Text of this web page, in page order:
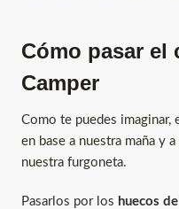
Cómo pasar el
Camper
Como te puedes imaginar,
en base a nuestra maña y
nuestra furgoneta.
Pasarlos por los huecos